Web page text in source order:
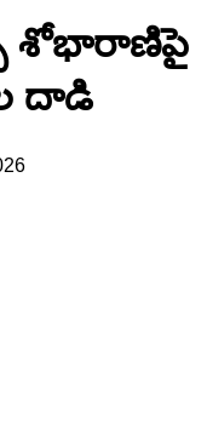
శోభారాణిపై
దాడి